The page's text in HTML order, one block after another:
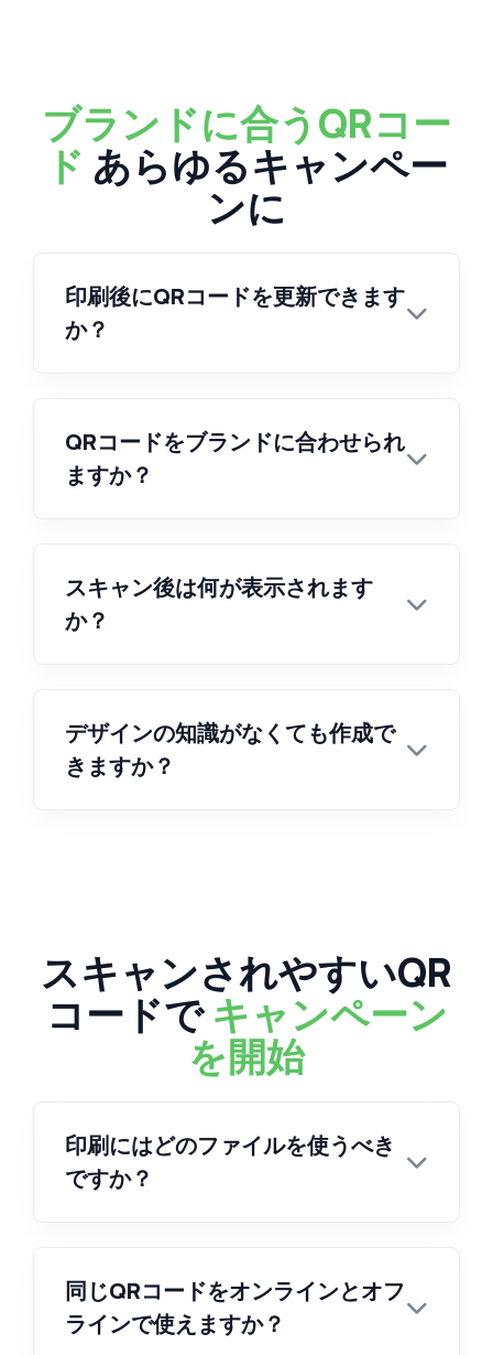
ブランドに合うQRコー
ド あらゆるキャンペー
ンに
印刷後にQRコードを更新できます
か？
QRコードをブランドに合わせられ
ますか？
スキャン後は何が表示されます
か？
デザインの知識がなくても作成で
きますか？
スキャンされやすいQR
コードでキャンペーン
を開始
印刷にはどのファイルを使うべき
ですか？
同じQRコードをオンラインとオフ
ラインで使えますか？